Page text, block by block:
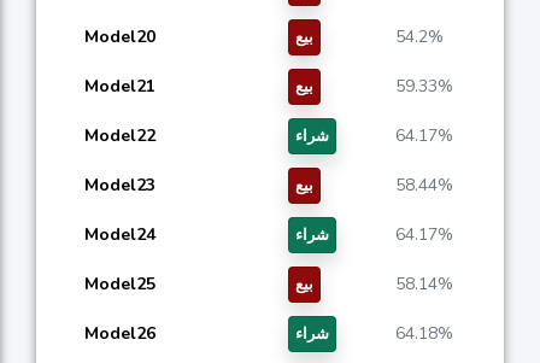
Model20 بيع 54.2%
Model21 بيع 59.33%
Model22 شراء 64.17%
Model23 بيع 58.44%
Model24 شراء 64.17%
Model25 بيع 58.14%
Model26 شراء 64.18%